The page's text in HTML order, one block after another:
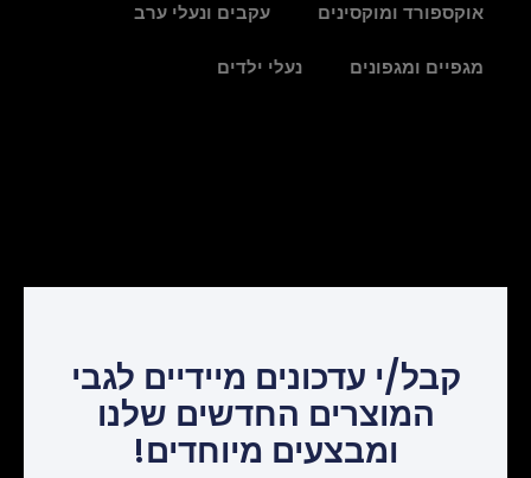
אוקספורד ומוקסינים עקבים ונעלי ערב
מגפיים ומגפונים נעלי ילדים
קבל/י עדכונים מיידיים לגבי
המוצרים החדשים שלנו
ומבצעים מיוחדים!